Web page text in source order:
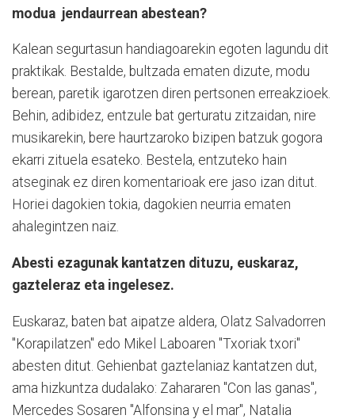
modua jendaurrean abestean?
Kalean segurtasun handiagoarekin egoten lagundu dit
praktikak. Bestalde, bultzada ematen dizute, modu
berean, paretik igarotzen diren pertsonen erreakzioek.
Behin, adibidez, entzule bat gerturatu zitzaidan, nire
musikarekin, bere haurtzaroko bizipen batzuk gogora
ekarri zituela esateko. Bestela, entzuteko hain
atseginak ez diren komentarioak ere jaso izan ditut.
Horiei dagokien tokia, dagokien neurria ematen
ahalegintzen naiz.
Abesti ezagunak kantatzen dituzu, euskaraz,
gazteleraz eta ingelesez.
Euskaraz, baten bat aipatze aldera, Olatz Salvadorren
"Korapilatzen" edo Mikel Laboaren "Txoriak txori"
abesten ditut. Gehienbat gaztelaniaz kantatzen dut,
ama hizkuntza dudalako: Zahararen "Con las ganas",
Mercedes Sosaren "Alfonsina y el mar", Natalia